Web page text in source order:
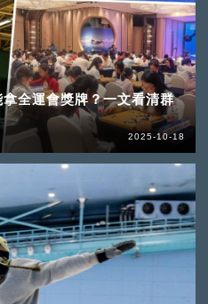
全運會獎牌？一文看清群
2025-10-18